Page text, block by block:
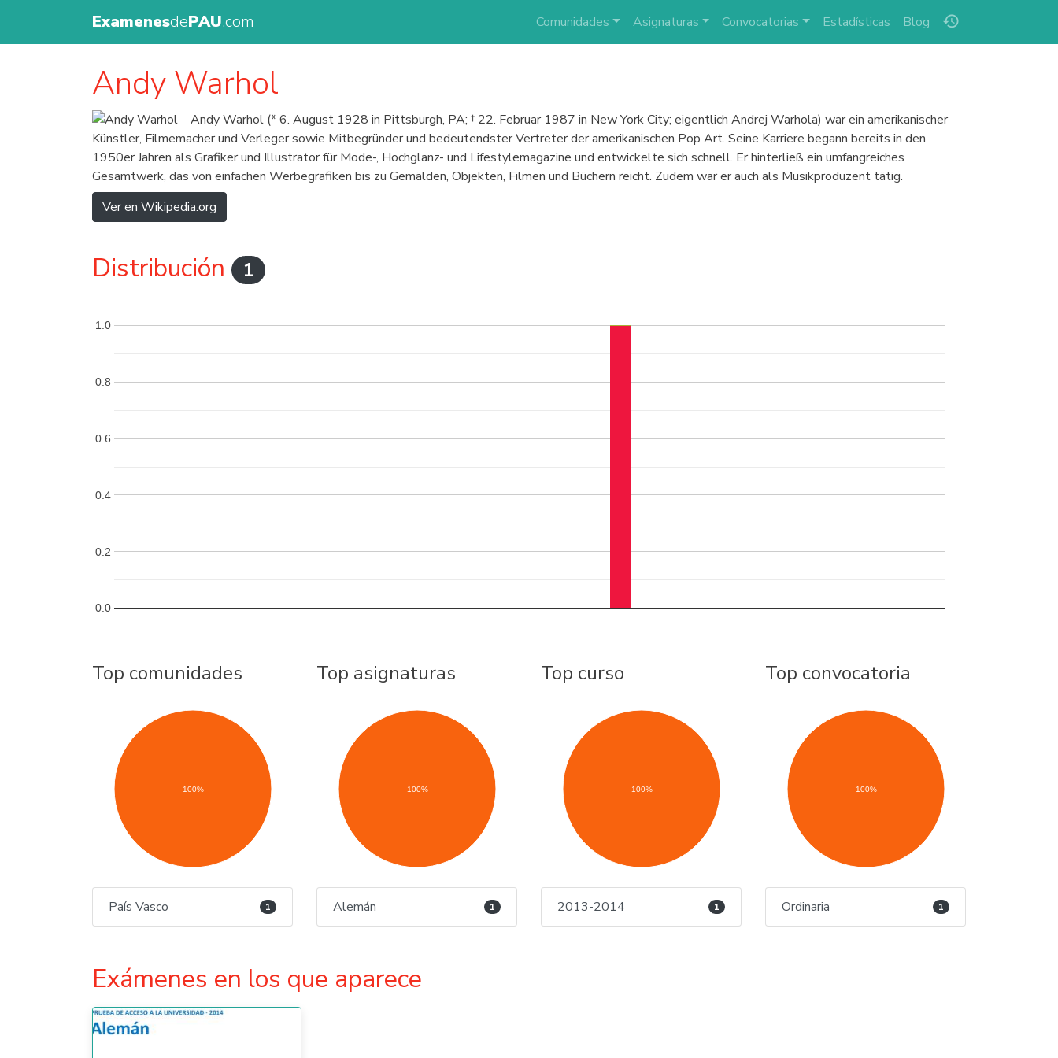
ExamenesdePAU.com history
Comunidades Asignaturas Convocatorias Estadísticas Blog
Andy Warhol
Andy Warhol (* 6. August 1928 in Pittsburgh, PA; † 22. Februar 1987 in New York City; eigentlich Andrej Warhola) war ein amerikanischer
Künstler, Filmemacher und Verleger sowie Mitbegründer und bedeutendster Vertreter der amerikanischen Pop Art. Seine Karriere begann bereits in den
1950er Jahren als Grafiker und Illustrator für Mode-, Hochglanz- und Lifestylemagazine und entwickelte sich schnell. Er hinterließ ein umfangreiches
Gesamtwerk, das von einfachen Werbegrafiken bis zu Gemälden, Objekten, Filmen und Büchern reicht. Zudem war er auch als Musikproduzent tätig.
Ver en Wikipedia.org
Distribución 1
0.0
0.2
0.4
0.6
0.8
1.0
Top comunidades
100%
País Vasco 1
Top asignaturas
100%
Alemán 1
Top curso
100%
2013-2014 1
Top convocatoria
100%
Ordinaria 1
Exámenes en los que aparece